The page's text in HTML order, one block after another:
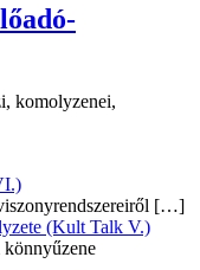
komolyzenei,
[…]
(Kult Talk V.)
könnyűzene